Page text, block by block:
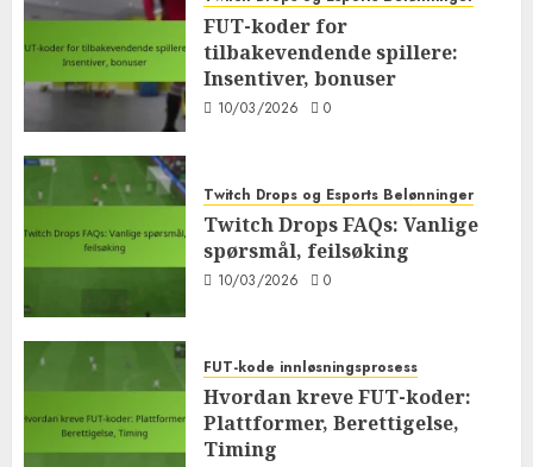
FUT-koder for
tilbakevendende spillere:
Insentiver, bonuser
10/03/2026 0
Twitch Drops og Esports Belønninger
Twitch Drops FAQs: Vanlige
spørsmål, feilsøking
10/03/2026 0
FUT-kode innløsningsprosess
Hvordan kreve FUT-koder:
Plattformer, Berettigelse,
Timing